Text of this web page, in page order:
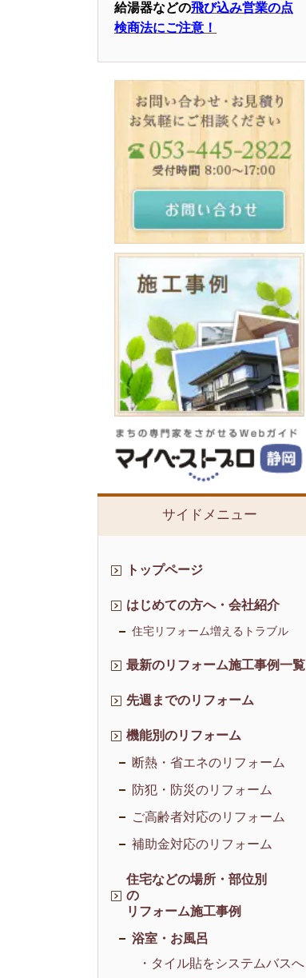
給湯器などの飛び込み営業の点
検商法にご注意！
サイドメニュー
トップページ
はじめての方へ・会社紹介
住宅リフォーム増えるトラブル
最新のリフォーム施工事例一覧
先週までのリフォーム
機能別のリフォーム
断熱・省エネのリフォーム
防犯・防災のリフォーム
ご高齢者対応のリフォーム
補助金対応のリフォーム
住宅などの場所・部位別
の
リフォーム施工事例
浴室・お風呂
・タイル貼をシステムバスへ